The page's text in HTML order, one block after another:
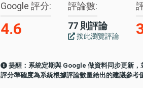
Google 評分
4.6
評論數
77 則評論
按此瀏覽評論
提醒：系統定期與 Google 做資料同步更新，
評分準確度為系統根據評論數量給出的建議參考